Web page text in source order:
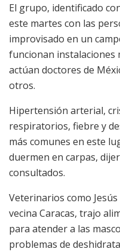
El grupo, identificado
este martes con las
improvisado en un
funcionan instalaciones
actúan doctores de
otros.
Hipertensión arterial,
respiratorios, fiebre y
más comunes en este
duermen en carpas,
consultados.
Veterinarios como
vecina Caracas, trajo
para atender a las
problemas de